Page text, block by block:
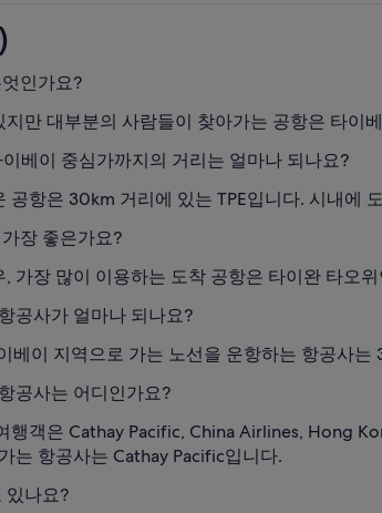
인가요?
만 대부분의 사람들이 찾아가는 공항은 타이
베이 중심가까지의 거리는 얼마나 되나요?
공항은 30km 거리에 있는 TPE입니다. 시내에
장 좋은가요?
가장 많이 이용하는 도착 공항은 타이완 타오
공사가 얼마나 되나요?
베이 지역으로 가는 노선을 운항하는 항공사는
공사는 어디인가요?
행객은 Cathay Pacific, China Airlines, Hong
는 항공사는 Cathay Pacific입니다.
있나요?